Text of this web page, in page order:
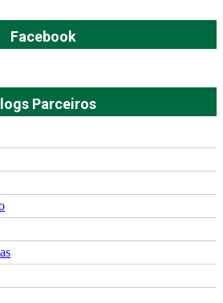
Facebook
Parceiros